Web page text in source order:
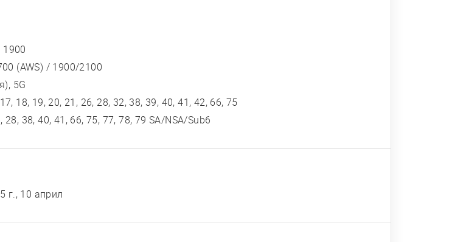
1900
(AWS) / 1900/2100
5G
18, 19, 20, 21, 26, 28, 32, 38, 39, 40, 41, 42, 66, 75
28, 38, 40, 41, 66, 75, 77, 78, 79 SA/NSA/Sub6
г., 10 април